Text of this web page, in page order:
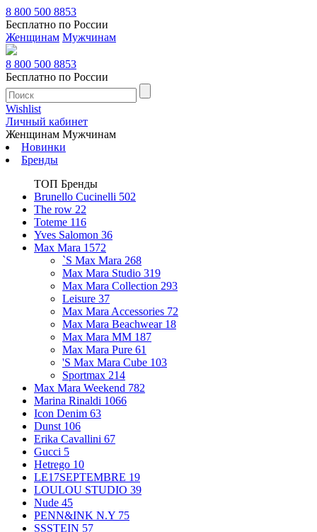
8 800 500 8853
Бесплатно по России
Женщинам Мужчинам
8 800 500 8853
Бесплатно по России
Wishlist
Личный кабинет
Женщинам Мужчинам
Новинки
Бренды
ТОП Бренды
Brunello Cucinelli 502
The row 22
Toteme 116
Yves Salomon 36
Max Mara 1572
`S Max Mara 268
Max Mara Studio 319
Max Mara Collection 293
Leisure 37
Max Mara Accessories 72
Max Mara Beachwear 18
Max Mara MM 187
Max Mara Pure 61
'S Max Mara Cube 103
Sportmax 214
Max Mara Weekend 782
Marina Rinaldi 1066
Icon Denim 63
Dunst 106
Erika Cavallini 67
Gucci 5
Hetrego 10
LE17SEPTEMBRE 19
LOULOU STUDIO 39
Nude 45
PENN&INK N.Y 75
SSSTEIN 57